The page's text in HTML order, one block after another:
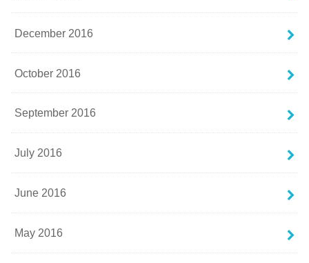
December 2016
October 2016
September 2016
July 2016
June 2016
May 2016